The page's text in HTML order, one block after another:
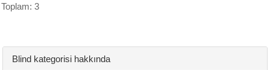
Toplam: 3
Blind kategorisi hakkında